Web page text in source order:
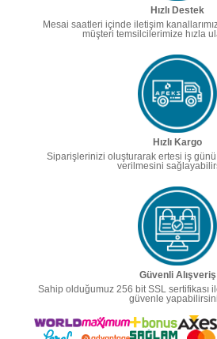
Hızlı Destek
Mesai saatleri içinde iletişim
müşteri temsilcilerimize hızla
Hızlı Kargo
Siparişlerinizi oluşturarak ertesi iş
verilmesini
Güvenli Alışveriş
Sahip olduğumuz 256 bit SSL sertifikası
güvenle